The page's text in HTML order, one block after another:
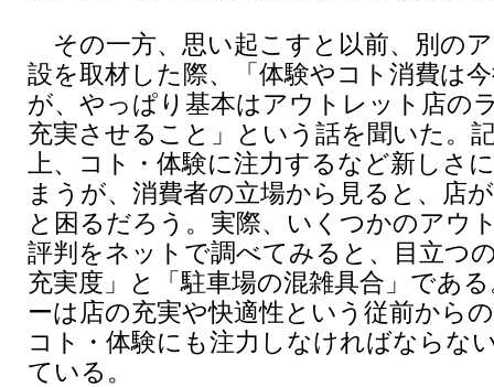
その一方、思い起こすと以前、別の
設を取材した際、「体験やコト消費は
が、やっぱり基本はアウトレット店の
充実させること」という話を聞いた。
上、コト・体験に注力するなど新しさ
まうが、消費者の立場から見ると、店
と困るだろう。実際、いくつかのアウ
評判をネットで調べてみると、目立つ
充実度」と「駐車場の混雑具合」であ
ーは店の充実や快適性という従前から
コト・体験にも注力しなければならな
ている。